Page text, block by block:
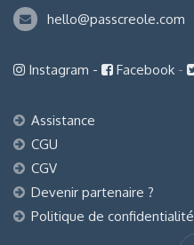
hello@passcreole.com
Instagram - Facebook -
Assistance
CGU
CGV
Devenir partenaire ?
Politique de confidentialité